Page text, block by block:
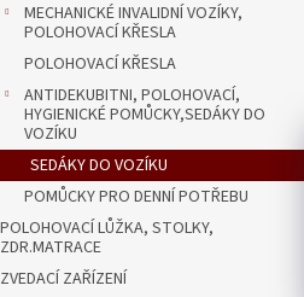
MECHANICKÉ INVALIDNÍ VOZÍKY,
POLOHOVACÍ KŘESLA
POLOHOVACÍ KŘESLA
ANTIDEKUBITNI, POLOHOVACÍ,
HYGIENICKÉ POMŮCKY,SEDÁKY DO
VOZÍKU
SEDÁKY DO VOZÍKU
POMŮCKY PRO DENNÍ POTŘEBU
POLOHOVACÍ LŮŽKA, STOLKY,
ZDR.MATRACE
ZVEDACÍ ZAŘÍZENÍ